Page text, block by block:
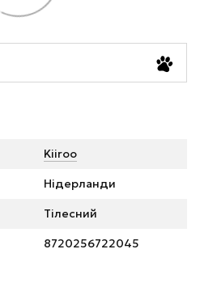
Kiiroo
Нідерланди
Тілесний
8720256722045